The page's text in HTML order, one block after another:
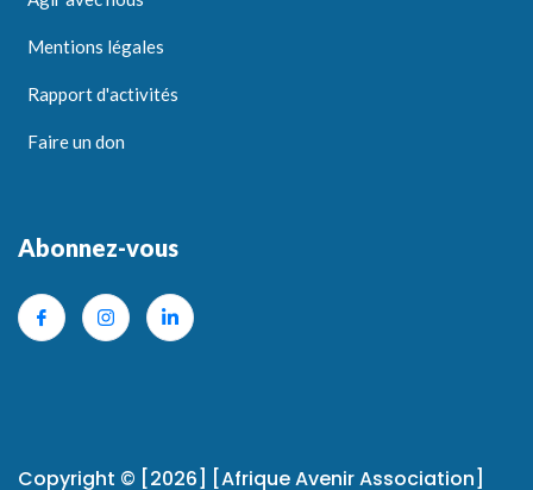
Mentions légales
Rapport d'activités
Faire un don
Abonnez-vous
Copyright © [2026] [Afrique Avenir Association]